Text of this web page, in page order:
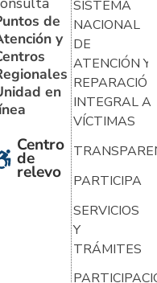
de
y
en
Centro
de
relevo
SISTEMA
NACIONAL
DE
ATENCIÓN Y
REPARACIÓN
INTEGRAL A
VÍCTIMAS
PARTICIPA
SERVICIOS
Y
TRÁMITES